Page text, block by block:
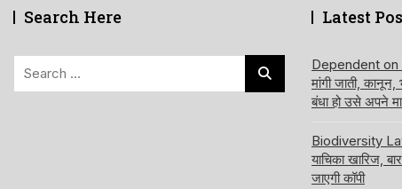
Search Here Latest
Dependent on
मांगी जाती,
बंधा हो उसे अपने
Biodiversity
याचिका खारिज,
जाएगी कॉपी